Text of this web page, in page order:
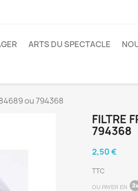
ARTS DU SPECTACLE
ou 794368
FILTRE
794368
2,50 €
TTC
OU PAYER EN